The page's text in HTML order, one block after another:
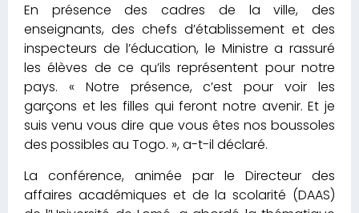
En présence des cadres de la ville, des
enseignants, des chefs d’établissement et des
inspecteurs de l’éducation, le Ministre a rassuré
les élèves de ce qu’ils représentent pour notre
pays. « Notre présence, c’est pour voir les
garçons et les filles qui feront notre avenir. Et je
suis venu vous dire que vous êtes nos boussoles
des possibles au Togo. », a-t-il déclaré.
La conférence, animée par le Directeur des
affaires académiques et de la scolarité (DAAS)